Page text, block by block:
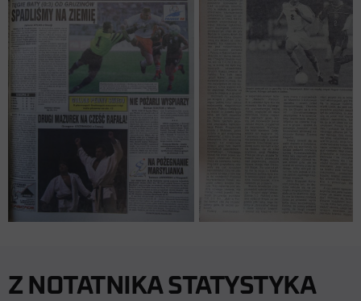
Z NOTATNIKA STATYSTYKA